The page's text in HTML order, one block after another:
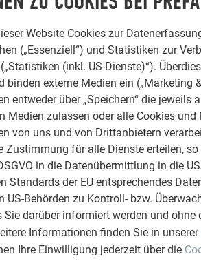
Website Cookies zur
(„Essenziell“) und Statistiken zur
(inkl. US-Dienste)“).
binden externe Medien ein („Marketing
entweder über „Speichern“ die jeweils
Medien zulassen oder alle Cookies
von uns und von Drittanbietern
Zustimmung für alle Dienste erteilen,
in die Datenübermittlung in die
Standards der EU entsprechendes
US-Behörden zu Kontroll- bzw.
Sie darüber informiert werden und ohne
Informationen finden Sie in unserer
Ihre Einwilligung jederzeit über die